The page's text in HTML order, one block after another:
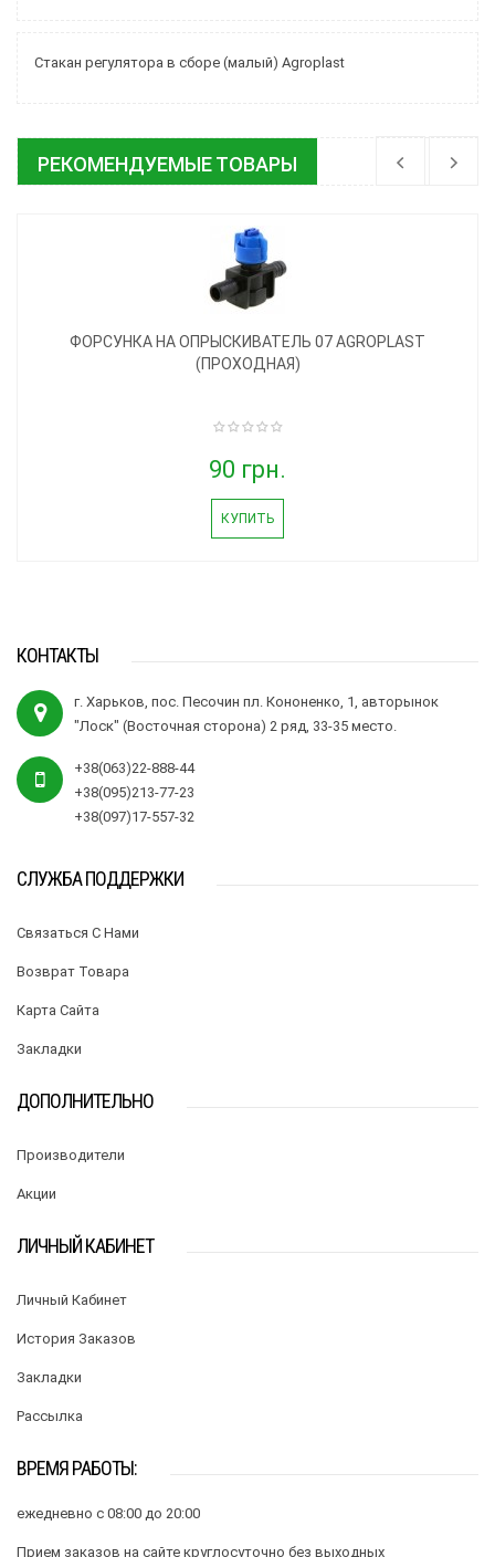
Стакан регулятора в сборе (малый) Agroplast
РЕКОМЕНДУЕМЫЕ ТОВАРЫ
ФОРСУНКА НА ОПРЫСКИВАТЕЛЬ 07 AGROPLAST
(ПРОХОДНАЯ)
90 грн.
КУПИТЬ
КОНТАКТЫ
г. Харьков, пос. Песочин пл. Кононенко, 1, авторынок
"Лоск" (Восточная сторона) 2 ряд, 33-35 место.
+38(063)22-888-44
+38(095)213-77-23
+38(097)17-557-32
СЛУЖБА ПОДДЕРЖКИ
Связаться С Нами
Возврат Товара
Карта Сайта
Закладки
ДОПОЛНИТЕЛЬНО
Производители
Акции
ЛИЧНЫЙ КАБИНЕТ
Личный Кабинет
История Заказов
Закладки
Рассылка
ВРЕМЯ РАБОТЫ:
ежедневно с 08:00 до 20:00
Прием заказов на сайте круглосуточно без выходных